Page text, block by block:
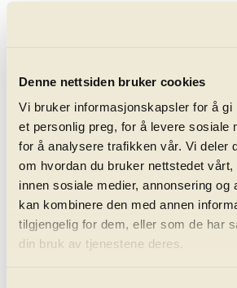
Denne nettsiden bruker cookies
Vi bruker informasjonskapsler for å gi
et personlig preg, for å levere sosiale
for å analysere trafikken vår. Vi deler
om hvordan du bruker nettstedet
innen sosiale medier, annonsering og
kan kombinere den med annen
tilgjengelig for dem, eller som de har
din bruk av tjenestene deres.
Tchaikovsky:
Peter Tchaikovsky
String Sextet in D minor,
Allegro con spirito